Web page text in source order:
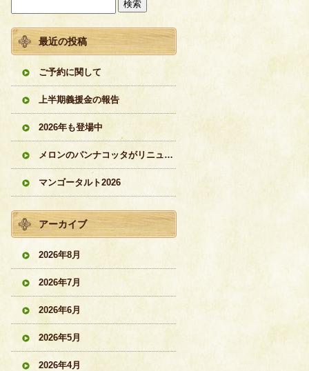
最近の投稿
ご予約に関して
上半期義援金の報告
2026年も登場中
メロンのパンナコッタがリニューアル
マンゴータルト2026
アーカイブ
2026年8月
2026年7月
2026年6月
2026年5月
2026年4月